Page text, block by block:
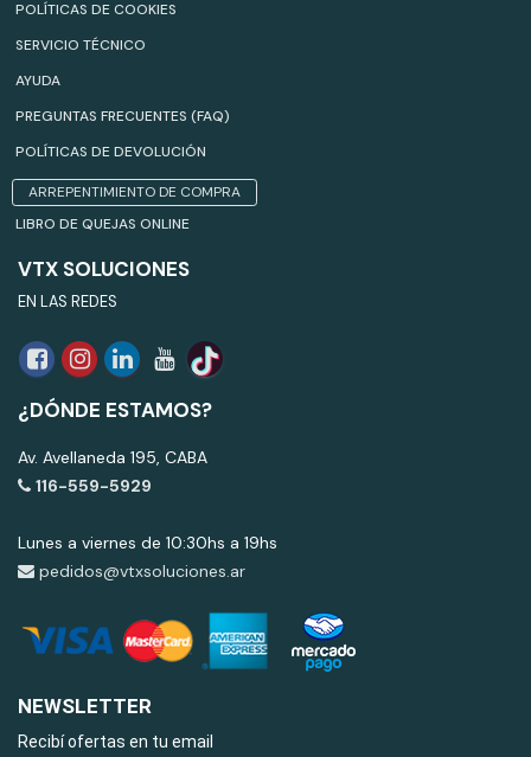
POLÍTICAS DE COOKIES
SERVICIO TÉCNICO
AYUDA
PREGUNTAS FRECUENTES (FAQ)
POLÍTICAS DE DEVOLUCIÓN
ARREPENTIMIENTO DE COMPRA
LIBRO DE QUEJAS ONLINE
VTX SOLUCIONES
EN LAS REDES
¿DÓNDE ESTAMOS?
Av. Avellaneda 195, CABA
116-559-5929
Lunes a viernes de 10:30hs a 19hs
pedidos@vtxsoluciones.ar
NEWSLETTER
Recibí ofertas en tu email